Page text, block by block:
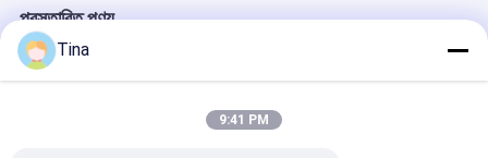
প্রস্তাবিত পণ্য
Tina
9:41 PM